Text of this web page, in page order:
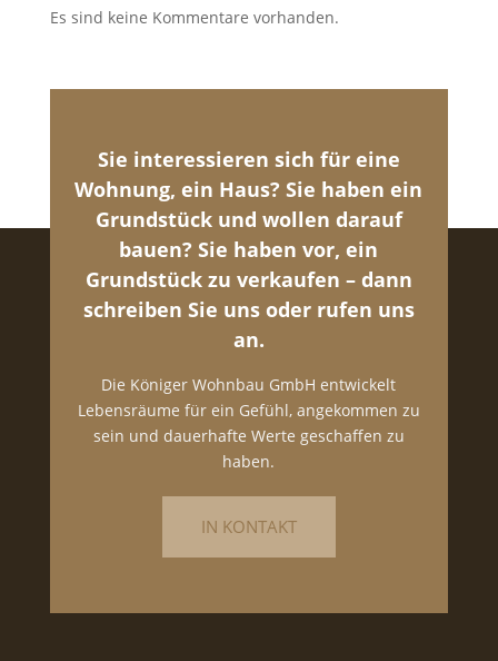
Es sind keine Kommentare vorhanden.
Sie interessieren sich für eine
Wohnung, ein Haus? Sie haben ein
Grundstück und wollen darauf
bauen? Sie haben vor, ein
Grundstück zu verkaufen – dann
schreiben Sie uns oder rufen uns
an.
Die Königer Wohnbau GmbH entwickelt
Lebensräume für ein Gefühl, angekommen zu
sein und dauerhafte Werte geschaffen zu
haben.
IN KONTAKT